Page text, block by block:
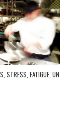
STRESS, FATIGUE, UN